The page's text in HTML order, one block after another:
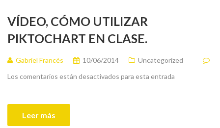
VÍDEO, CÓMO UTILIZAR
PIKTOCHART EN CLASE.
Gabriel Francés 10/06/2014
Uncategorized
Los comentarios están desactivados para esta entrada
Leer más